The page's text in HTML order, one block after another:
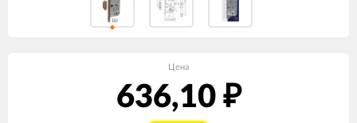
Цена
636,10 ₽